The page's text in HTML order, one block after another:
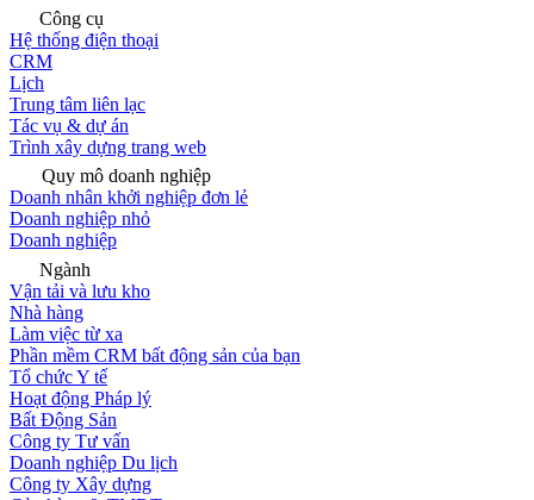
Công cụ
Hệ thống điện thoại
CRM
Lịch
Trung tâm liên lạc
Tác vụ & dự án
Trình xây dựng trang web
Quy mô doanh nghiệp
Doanh nhân khởi nghiệp đơn lẻ
Doanh nghiệp nhỏ
Doanh nghiệp
Ngành
Vận tải và lưu kho
Nhà hàng
Làm việc từ xa
Phần mềm CRM bất động sản của bạn
Tổ chức Y tế
Hoạt động Pháp lý
Bất Động Sản
Công ty Tư vấn
Doanh nghiệp Du lịch
Công ty Xây dựng